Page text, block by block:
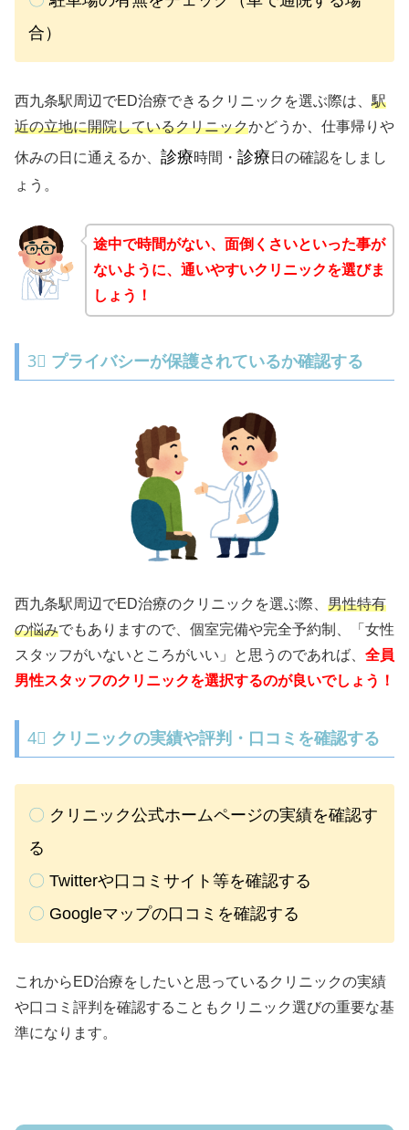
合）
西九条駅周辺でED治療できるクリニックを選ぶ際は、 駅
近の立地に開院しているクリニックかどうか、仕事帰りや
休みの日に通えるか、 診療時間・ 診療 日の確認をしまし
ょう。
途中で時間がない、面倒くさいといった事が
ないように、通いやすいクリニックを選びま
しょう！
3⃣ プライバシーが保護されているか確認する
西九条駅周辺でED治療のクリニックを選ぶ際、 男性特有
の悩みでもありますので、個室完備や完全予約制、「女性
スタッフがいないところがいい」と思うのであれば、 全員
男性スタッフのクリニックを選択するのが良いでしょう！
4⃣ クリニックの実績や評判・口コミを確認する
〇 クリニック公式ホームページの実績を確認す
る
〇 Twitterや口コミサイト等を確認する
〇 Googleマップの口コミを確認する
これからED治療をしたいと思っているクリニックの実績
や口コミ評判を確認することもクリニック選びの重要な基
準になります。